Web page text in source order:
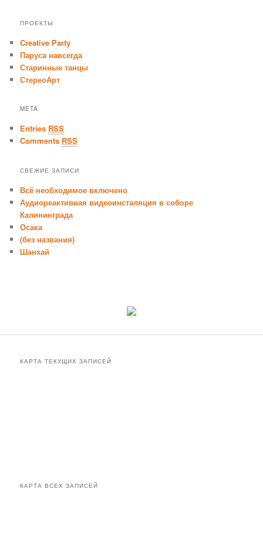
ПРОЕКТЫ
Creative Party
Паруса навсегда
Старинные танцы
СтереоАрт
META
Entries RSS
Comments RSS
СВЕЖИЕ ЗАПИСИ
Всё необходимое включено
Аудиореактивная видеоинсталяция в соборе
Калининграда
Осака
(без названия)
Шанхай
КАРТА ТЕКУЩИХ ЗАПИСЕЙ
КАРТА ВСЕХ ЗАПИСЕЙ